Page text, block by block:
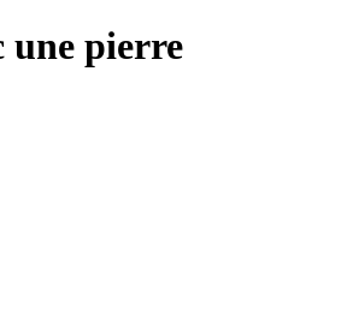
une pierre